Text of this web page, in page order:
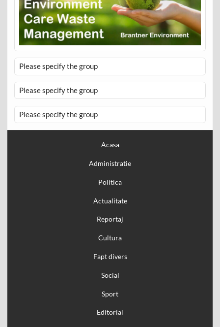
Please specify the group
Please specify the group
Please specify the group
Acasa
Administratie
Politica
Actualitate
Reportaj
Cultura
Fapt divers
Social
Sport
Editorial